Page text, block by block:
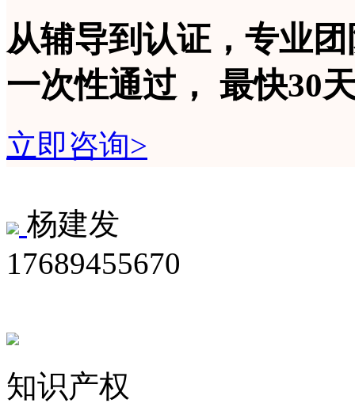
从辅导到认证，专业
一次性通过， 最快30
立即咨询>
杨建发
17689455670
知识产权